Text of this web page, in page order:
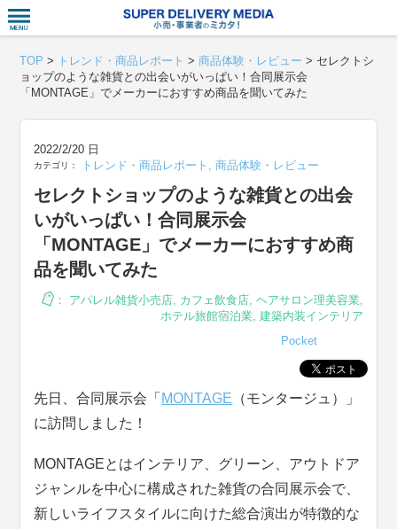
TOP > トレンド・商品レポート >商品体験・レビュー > セレクトシ
ョップのような雑貨との出会いがいっぱい！合同展示会
「MONTAGE」でメーカーにおすすめ商品を聞いてみた
2022/2/20 日
カテゴリ： トレンド・商品レポート ,商品体験・レビュー
セレクトショップのような雑貨との出会
いがいっぱい！合同展示会
「MONTAGE」でメーカーにおすすめ商
品を聞いてみた
： アパレル雑貨小売店, カフェ飲食店, ヘアサロン理美容業,
ホテル旅館宿泊業, 建築内装インテリア
Pocket
先日、合同展示会「 MONTAGE （モンタージュ）」
に訪問しました！
MONTAGEとはインテリア、グリーン、アウトドア
ジャンルを中心に構成された雑貨の合同展示会で、
新しいライフスタイルに向けた総合演出が特徴的な